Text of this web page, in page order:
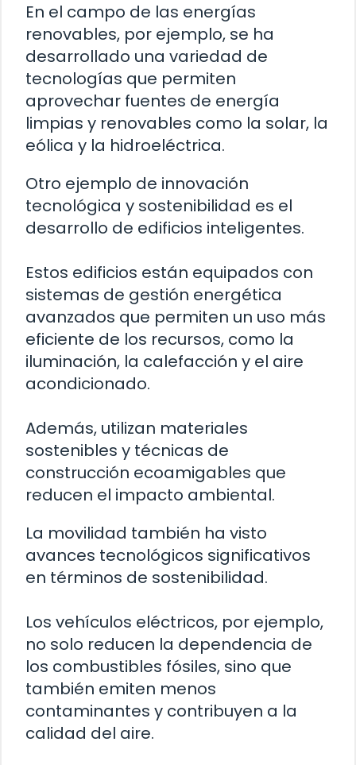
En el campo de las energías
renovables, por ejemplo, se ha
desarrollado una variedad de
tecnologías que permiten
aprovechar fuentes de energía
limpias y renovables como la solar, la
eólica y la hidroeléctrica.
Otro ejemplo de innovación
tecnológica y sostenibilidad es el
desarrollo de edificios inteligentes.
Estos edificios están equipados con
sistemas de gestión energética
avanzados que permiten un uso más
eficiente de los recursos, como la
iluminación, la calefacción y el aire
acondicionado.
Además, utilizan materiales
sostenibles y técnicas de
construcción ecoamigables que
reducen el impacto ambiental.
La movilidad también ha visto
avances tecnológicos significativos
en términos de sostenibilidad.
Los vehículos eléctricos, por ejemplo,
no solo reducen la dependencia de
los combustibles fósiles, sino que
también emiten menos
contaminantes y contribuyen a la
calidad del aire.